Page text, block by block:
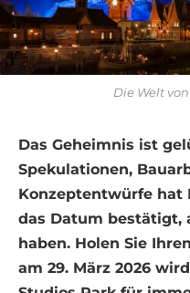
Die Welt
Das Geheimnis ist
Spekulationen,
Konzeptentwürfe hat
das Datum bestätigt,
haben. Holen Sie
am 29. März 2026